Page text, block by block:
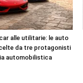
alle utilitarie: le auto
da tre protagonisti
automobilistica